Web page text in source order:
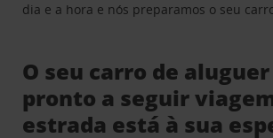
dia e a hora e nós preparamos o seu
O seu carro de
pronto a seguir
estrada está à sua